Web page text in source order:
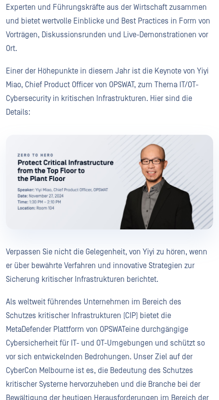
Experten und Führungskräfte aus der Wirtschaft zusammen
und bietet wertvolle Einblicke und Best Practices in Form von
Vorträgen, Diskussionsrunden und Live-Demonstrationen vor
Ort.
Einer der Höhepunkte in diesem Jahr ist die Keynote von Yiyi
Miao, Chief Product Officer von OPSWAT, zum Thema IT/OT-
Cybersecurity in kritischen Infrastrukturen. Hier sind die
Details:
Verpassen Sie nicht die Gelegenheit, von Yiyi zu hören, wenn
er über bewährte Verfahren und innovative Strategien zur
Sicherung kritischer Infrastrukturen berichtet.
Als weltweit führendes Unternehmen im Bereich des
Schutzes kritischer Infrastrukturen (CIP) bietet die
MetaDefender Plattform von OPSWATeine durchgängige
Cybersicherheit für IT- und OT-Umgebungen und schützt so
vor sich entwickelnden Bedrohungen. Unser Ziel auf der
CyberCon Melbourne ist es, die Bedeutung des Schutzes
kritischer Systeme hervorzuheben und die Branche bei der
Bewältigung der heutigen Herausforderungen im Bereich der